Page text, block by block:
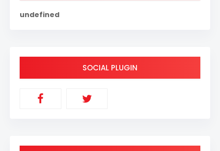
undefined
SOCIAL PLUGIN